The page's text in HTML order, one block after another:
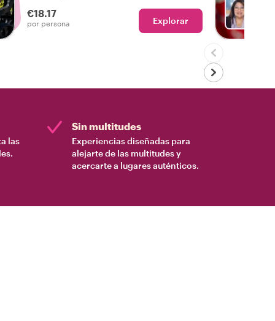
introducción perfecta a Ciudad del Cabo
para empezar tu viaje por la ciudad con
€18.17
por persona Explorar
las
Sin multitudes
Experiencias diseñadas para
alejarte de las multitudes y
acercarte a lugares auténticos.